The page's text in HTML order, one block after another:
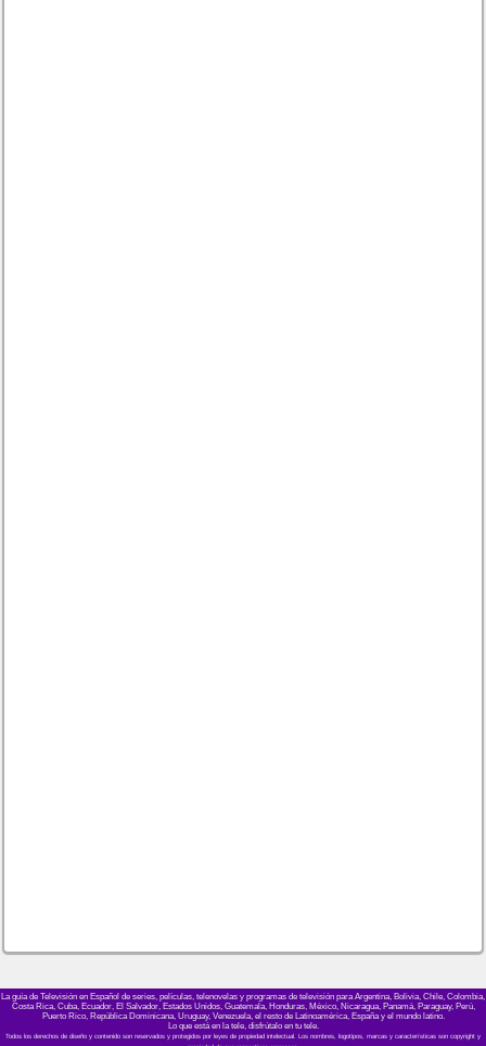
La guía de Televisión en Español de series, películas, telenovelas y programas de televisión para Argentina, Bolivia, Chile, Colombia,
Costa Rica, Cuba, Ecuador, El Salvador, Estados Unidos, Guatemala, Honduras, México, Nicaragua, Panamá, Paraguay, Perú,
Puerto Rico, República Dominicana, Uruguay, Venezuela, el resto de Latinoamérica, España y el mundo latino.
Lo que está en la tele, disfrútalo en tu tele.